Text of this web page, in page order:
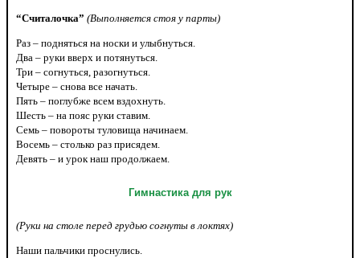
“Считалочка” (Выполняется стоя у парты)
Раз – подняться на носки и улыбнуться.
Два – руки вверх и потянуться.
Три – согнуться, разогнуться.
Четыре – снова все начать.
Пять – поглубже всем вздохнуть.
Шесть – на пояс руки ставим.
Семь – повороты туловища начинаем.
Восемь – столько раз присядем.
Девять – и урок наш продолжаем.
Гимнастика для рук
(Руки на столе перед грудью согнуты в локтях)
Наши пальчики проснулись.